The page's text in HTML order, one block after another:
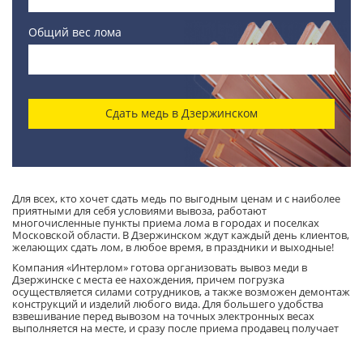
Общий вес лома
Сдать медь в Дзержинском
Для всех, кто хочет сдать медь по выгодным ценам и с наиболее
приятными для себя условиями вывоза, работают
многочисленные пункты приема лома в городах и поселках
Московской области. В Дзержинском ждут каждый день клиентов,
желающих сдать лом, в любое время, в праздники и выходные!
Компания «Интерлом» готова организовать вывоз меди в
Дзержинске с места ее нахождения, причем погрузка
осуществляется силами сотрудников, а также возможен демонтаж
конструкций и изделий любого вида. Для большего удобства
взвешивание перед вывозом на точных электронных весах
выполняется на месте, и сразу после приема продавец получает